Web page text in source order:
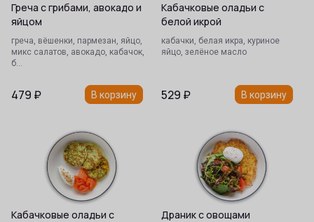
Греча с грибами, авокадо и
яйцом
греча, вёшенки, пармезан, яйцо,
микс салатов, авокадо, кабачок,
б…
479 ₽ В корзину
Кабачковые оладьи с
белой икрой
кабачки, белая икра, куриное
яйцо, зелёное масло
529 ₽ В корзину
Кабачковые оладьи с
Драник с овощами